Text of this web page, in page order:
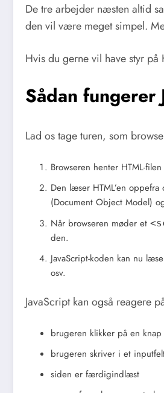
De tre arbejder næsten altid
den vil være meget simpel.
Hvis du gerne vil have styr
Sådan fungerer
Lad os tage turen, som
Browseren henter HTML-
Den læser HTML’en
(Document Object Model)
Når browseren møder et
den.
JavaScript-koden kan nu
osv.
JavaScript kan også reagere
brugeren klikker på en knap
brugeren skriver i et
siden er færdigindlæst